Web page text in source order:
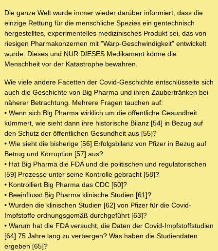
Die ganze Welt wurde immer wieder darüber informiert, dass die
einzige Rettung für die menschliche Spezies ein gentechnisch
hergestelltes, experimentelles medizinisches Produkt sei, das von
riesigen Pharmakonzernen mit "Warp-Geschwindigkeit" entwickelt
wurde. Dieses und NUR DIESES Medikament könne die
Menschheit vor der Katastrophe bewahren.
Wie viele andere Facetten der Covid-Geschichte entschlüsselte sich
auch die Geschichte von Big Pharma und ihren Zaubertränken bei
näherer Betrachtung. Mehrere Fragen tauchen auf:
• Wenn sich Big Pharma wirklich um die öffentliche Gesundheit
kümmert, wie sieht dann ihre historische Bilanz [54] in Bezug auf
den Schutz der öffentlichen Gesundheit aus [55]?
• Wie sieht die bisherige [56] Erfolgsbilanz von Pfizer in Bezug auf
Betrug und Korruption [57] aus?
• Hat Big Pharma die FDA und die politischen und regulatorischen
[59] Prozesse unter seine Kontrolle gebracht [58]?
• Kontrolliert Big Pharma das CDC [60]?
• Beeinflusst Big Pharma klinische Studien [61]?
• Wurden die klinischen Studien [62] von Pfizer für die Covid-
Impfstoffe ordnungsgemäß durchgeführt [63]?
• Warum hat die FDA versucht, die Daten der Covid-Impfstoffstudien
[64] 75 Jahre lang zu verbergen? Was haben die Studiendaten
ergeben [65]?